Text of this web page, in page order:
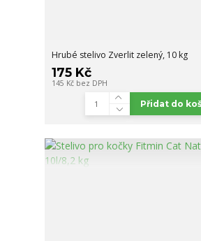
Hrubé stelivo Zverlit zelený, 10 kg
175 Kč
145 Kč bez DPH
Přidat do